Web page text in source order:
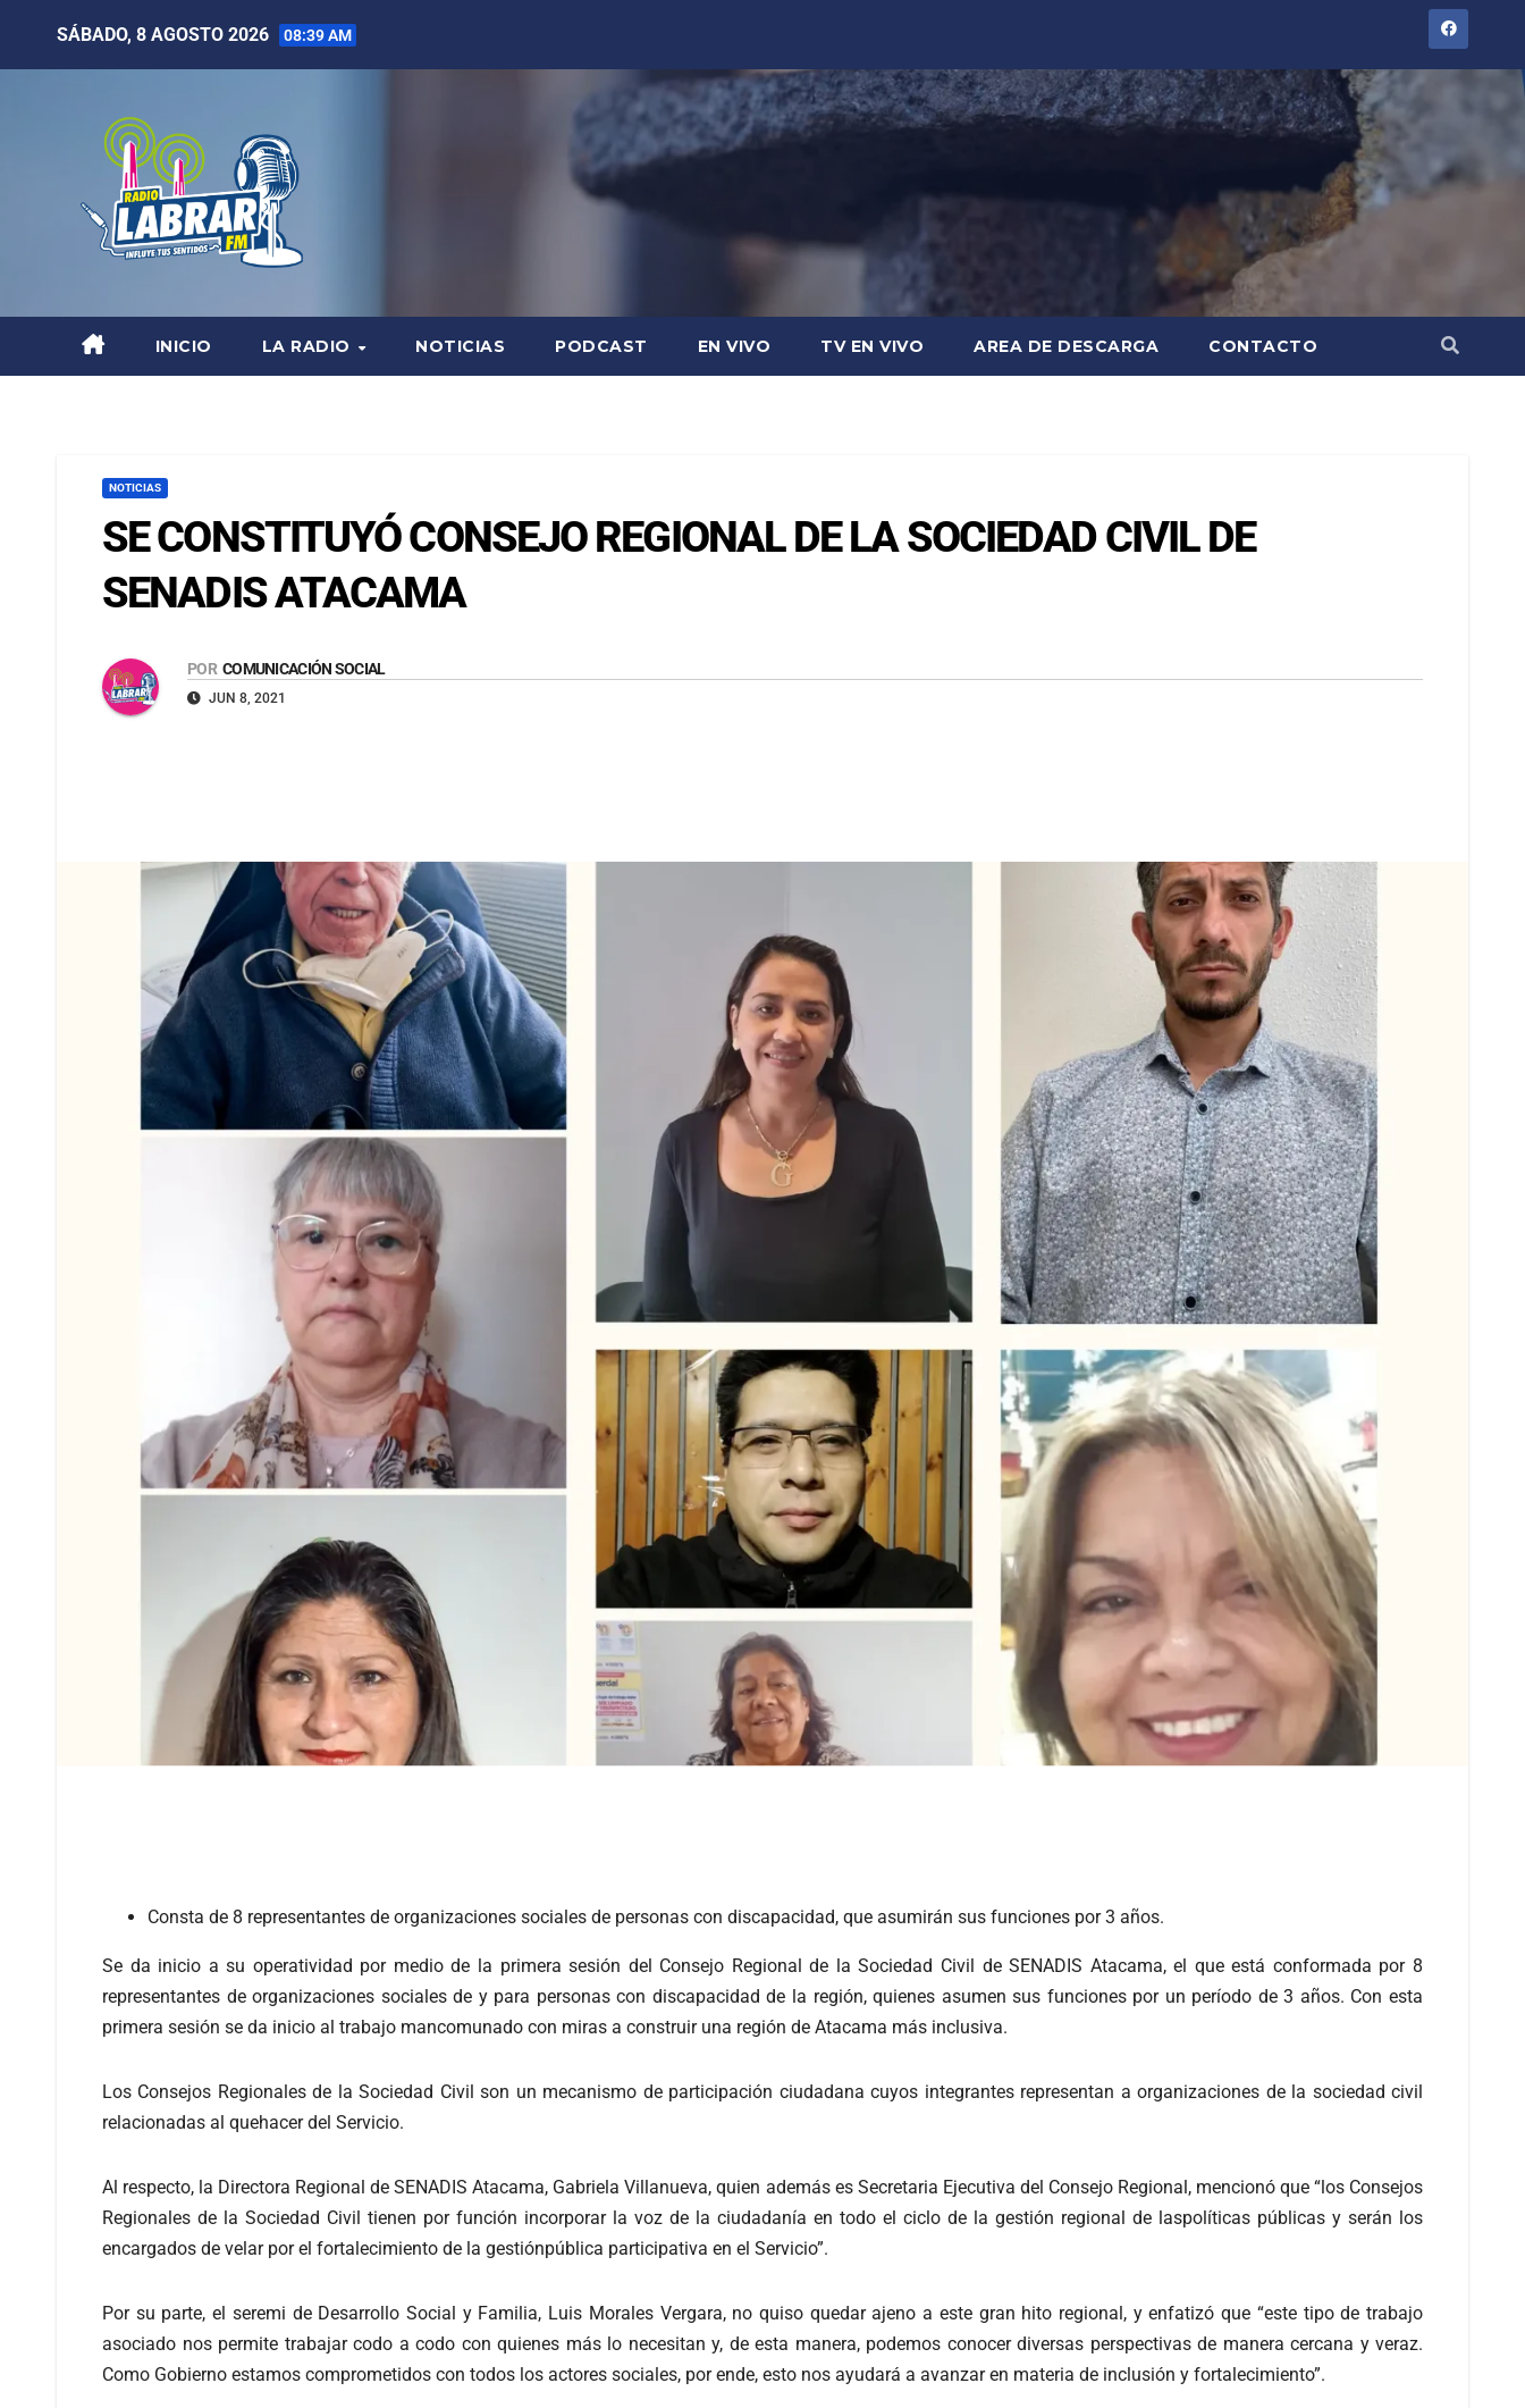
SÁBADO, 8 AGOSTO 2026 08:39 AM
INICIO LA RADIO NOTICIAS PODCAST EN VIVO TV EN VIVO AREA DE DESCARGA CONTACTO
NOTICIAS
SE CONSTITUYÓ CONSEJO REGIONAL DE LA SOCIEDAD CIVIL DE
SENADIS ATACAMA
POR COMUNICACIÓN SOCIAL
JUN 8, 2021
Consta de 8 representantes de organizaciones sociales de personas con discapacidad, que asumirán sus funciones por 3 años.
Se da inicio a su operatividad por medio de la primera sesión del Consejo Regional de la Sociedad Civil de SENADIS Atacama, el que está conformada por 8
representantes de organizaciones sociales de y para personas con discapacidad de la región, quienes asumen sus funciones por un período de 3 años. Con esta
primera sesión se da inicio al trabajo mancomunado con miras a construir una región de Atacama más inclusiva.
Los Consejos Regionales de la Sociedad Civil son un mecanismo de participación ciudadana cuyos integrantes representan a organizaciones de la sociedad civil
relacionadas al quehacer del Servicio.
Al respecto, la Directora Regional de SENADIS Atacama, Gabriela Villanueva, quien además es Secretaria Ejecutiva del Consejo Regional, mencionó que “los Consejos
Regionales de la Sociedad Civil tienen por función incorporar la voz de la ciudadanía en todo el ciclo de la gestión regional de laspolíticas públicas y serán los
encargados de velar por el fortalecimiento de la gestiónpública participativa en el Servicio”.
Por su parte, el seremi de Desarrollo Social y Familia, Luis Morales Vergara, no quiso quedar ajeno a este gran hito regional, y enfatizó que “este tipo de trabajo
asociado nos permite trabajar codo a codo con quienes más lo necesitan y, de esta manera, podemos conocer diversas perspectivas de manera cercana y veraz.
Como Gobierno estamos comprometidos con todos los actores sociales, por ende, esto nos ayudará a avanzar en materia de inclusión y fortalecimiento”.